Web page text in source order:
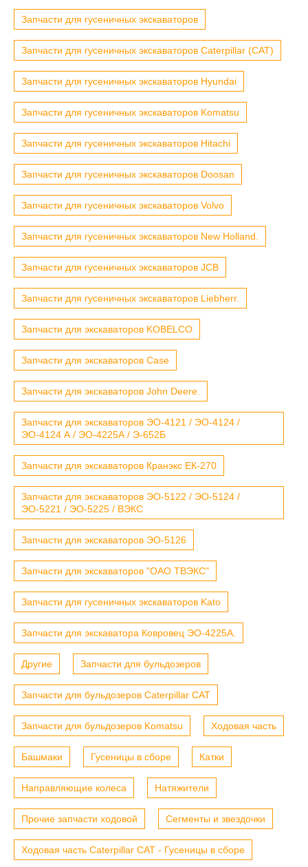
Запчасти для гусеничных экскаваторов
Запчасти для гусеничных экскаваторов Caterpillar (CAT)
Запчасти для гусеничных экскаваторов Hyundai
Запчасти для гусеничных экскаваторов Komatsu
Запчасти для гусеничных экскаваторов Hitachi
Запчасти для гусеничных экскаваторов Doosan
Запчасти для гусеничных экскаваторов Volvo
Запчасти для гусеничных экскаваторов New Holland.
Запчасти для гусеничных экскаваторов JCB
Запчасти для гусеничных экскаваторов Liebherr.
Запчасти для экскаваторов KOBELCO
Запчасти для экскаваторов Case
Запчасти для экскаваторов John Deere.
Запчасти для экскаваторов ЭО-4121 / ЭО-4124 /
ЭО-4124 А / ЭО-4225А / Э-652Б
Запчасти для экскаваторов Кранэкс ЕК-270
Запчасти для экскаваторов ЭО-5122 / ЭО-5124 /
ЭО-5221 / ЭО-5225 / ВЭКС
Запчасти для экскаваторов ЭО-5126
Запчасти для экскаваторов "ОАО ТВЭКС"
Запчасти для гусеничных экскаваторов Kato
Запчасти для экскаватора Ковровец ЭО-4225А.
Другие Запчасти для бульдозеров
Запчасти для бульдозеров Caterpillar CAT
Запчасти для бульдозеров Komatsu Ходовая часть
Башмаки Гусеницы в сборе Катки
Направляющие колеса Натяжители
Прочие запчасти ходовой Сегменты и звездочки
Ходовая часть Caterpillar CAT - Гусеницы в сборе